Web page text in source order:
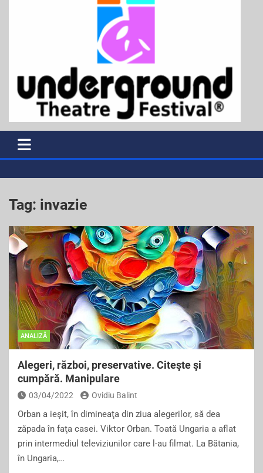
Tag: invazie
ANALIZĂ
Alegeri, război, preservative. Citeşte şi
cumpără. Manipulare
03/04/2022 Ovidiu Balint
Orban a ieşit, în dimineaţa din ziua alegerilor, să dea
zăpada în faţa casei. Viktor Orban. Toată Ungaria a aflat
prin intermediul televiziunilor care l-au filmat. La Bătania,
în Ungaria,…